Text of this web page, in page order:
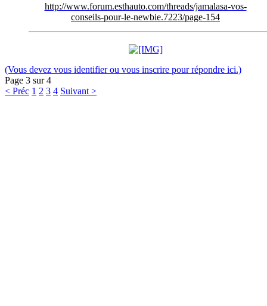
http://www.forum.esthauto.com/threads/jamalasa-vos-
conseils-pour-le-newbie.7223/page-154
(Vous devez vous identifier ou vous inscrire pour répondre ici.)
Page 3 sur 4
< Préc 1 2 3 4 Suivant >